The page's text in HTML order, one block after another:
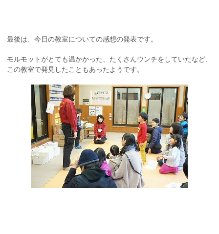
最後は、今日の教室についての感想の発表です。
モルモットがとても温かかった、たくさんウンチをしていたなど、
この教室で発見したこともあったようです。